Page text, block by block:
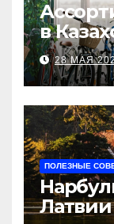
в
28 МАЯ
ПОЛЕЗНЫЕ